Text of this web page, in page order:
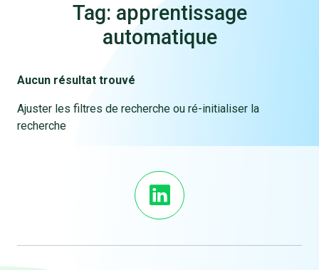
Tag: apprentissage
automatique
Aucun résultat trouvé
Ajuster les filtres de recherche ou ré-initialiser la
recherche